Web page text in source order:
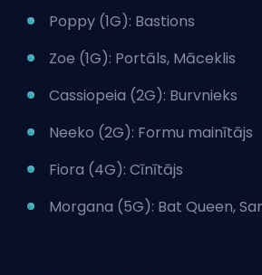
Poppy (1G): Bastions
Zoe (1G): Portāls, Māceklis
Cassiopeia (2G): Burvnieks
Neeko (2G): Formu mainītājs
Fiora (4G): Cīnītājs
Morgana (5G): Bat Queen,